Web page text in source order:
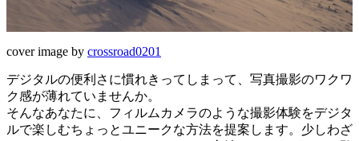
cover image by crossroad0201
デジタルの便利さに慣れきってしまって、写真撮影のワクワ
ク感が薄れていませんか。
そんなあなたに、フィルムカメラのような撮影体験をデジタ
ルで楽しむちょっとユニークな方法を提案します。少しわざ